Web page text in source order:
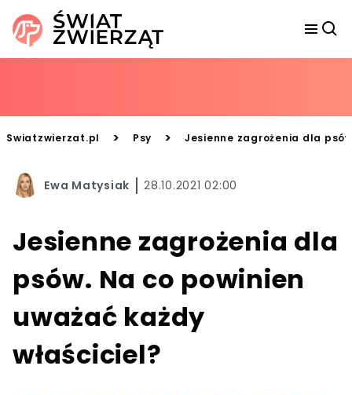
Swiatzwierzat.pl > Psy > Jesienne zagrożenia dla
Ewa Matysiak 28.10.2021 02:00
Jesienne zagrożenia dla
psów. Na co powinien
uważać każdy
właściciel?